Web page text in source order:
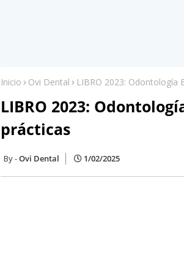
Inicio Ovi Dental LIBRO 2023: Odontología
LIBRO 2023:
prácticas
Ovi Dental 1/02/2025